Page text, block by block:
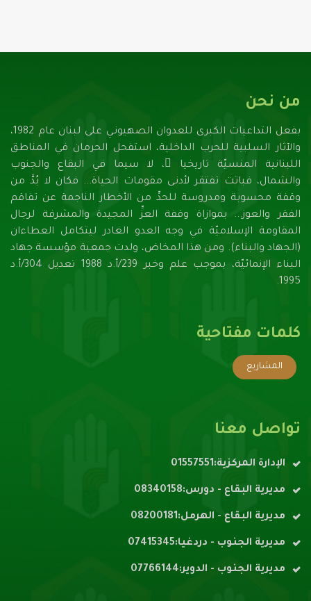
من نحن
بفعل التداعيات الكبرى للعدوان الصهيونـي على لبنان عام 1982،
والآثار السلبية للحرب الداخلية، استفحل الحرمان في المناطق
اللبنانية المنسيّة تاريخيا ً، لا سيما في البقاع والجنوب
والشمال، فباتت تفتقر لأدنـى مقومات الحياة... فكان لا بُدَّ من
وقفة محسوبة ومدروسة للحدِّ من الأخطار الناجمة عن تفاقم
الفقر والعوز... بموازاة وقفة العزِّ المجيدة والمشرفة لرجال
المقاومة الإسلاميّة في وجه العدو الغادر ليتكامل العطاءان
(الجهاد والبناء). ومن هذا المخاض، ولدت جمعية مؤسسة جهاد
البناء الإنمائيّة، بموجب علم وخبر 239/أ.د 1988 تعديل 304/أ.د
1995.
كلمات مفتاحية
المشاريع
تواصل معنا
الإدارة المركزية:01557551
مديرية البقاع - دورس:08340158
مديرية البقاع - الهرمل:08200181
مديرية الجنوب - دردغيا:07415345
مديرية الجنوب - الدوير:07766144